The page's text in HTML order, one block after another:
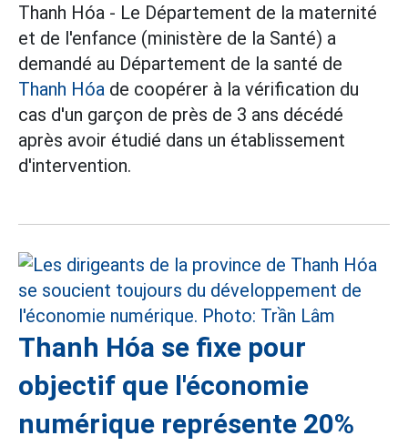
Thanh Hóa - Le Département de la maternité
et de l'enfance (ministère de la Santé) a
demandé au Département de la santé de
Thanh Hóa de coopérer à la vérification du
cas d'un garçon de près de 3 ans décédé
après avoir étudié dans un établissement
d'intervention.
Thanh Hóa se fixe pour
objectif que l'économie
numérique représente 20%